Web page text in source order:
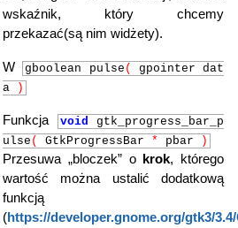
wskaźnik, który chcemy
przekazać(są nim widżety).
W gboolean pulse ( gpointer dat
a
)
Funkcja void gtk_progress_bar_p
ulse ( GtkProgressBar * pbar )
Przesuwa „bloczek” o krok, którego
wartość można ustalić dodatkową
funkcją
(https://developer.gnome.org/gtk3/